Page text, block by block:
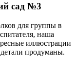
сад №3
для группы в
наша
иллюстрации
продуманы.